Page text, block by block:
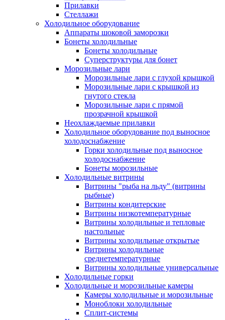
Прилавки
Стеллажи
Холодильное оборудование
Аппараты шоковой заморозки
Бонеты холодильные
Бонеты холодильные
Суперструктуры для бонет
Морозильные лари
Морозильные лари с глухой крышкой
Морозильные лари с крышкой из
гнутого стекла
Морозильные лари с прямой
прозрачной крышкой
Неохлаждаемые прилавки
Холодильное оборудование под выносное
холодоснабжение
Горки холодильные под выносное
холодоснабжение
Бонеты морозильные
Холодильные витрины
Витрины "рыба на льду" (витрины
рыбные)
Витрины кондитерские
Витрины низкотемпературные
Витрины холодильные и тепловые
настольные
Витрины холодильные открытые
Витрины холодильные
среднетемпературные
Витрины холодильные универсальные
Холодильные горки
Холодильные и морозильные камеры
Камеры холодильные и морозильные
Моноблоки холодильные
Сплит-системы